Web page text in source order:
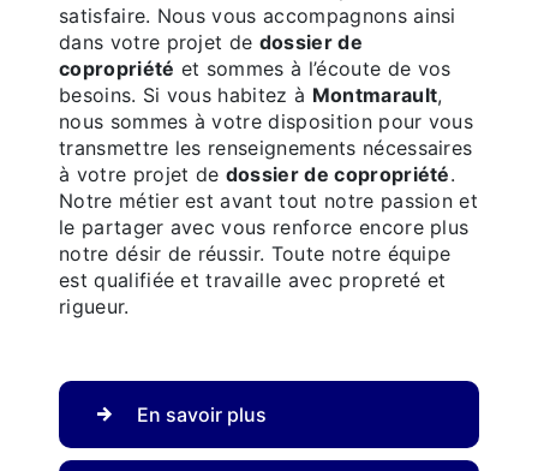
satisfaire. Nous vous accompagnons ainsi
dans votre projet de dossier de
copropriété et sommes à l’écoute de vos
besoins. Si vous habitez à Montmarault,
nous sommes à votre disposition pour vous
transmettre les renseignements nécessaires
à votre projet de dossier de copropriété.
Notre métier est avant tout notre passion et
le partager avec vous renforce encore plus
notre désir de réussir. Toute notre équipe
est qualifiée et travaille avec propreté et
rigueur.
En savoir plus